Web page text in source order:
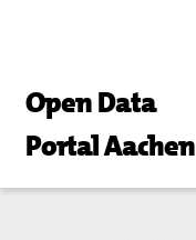
Open Data
Portal Aachen